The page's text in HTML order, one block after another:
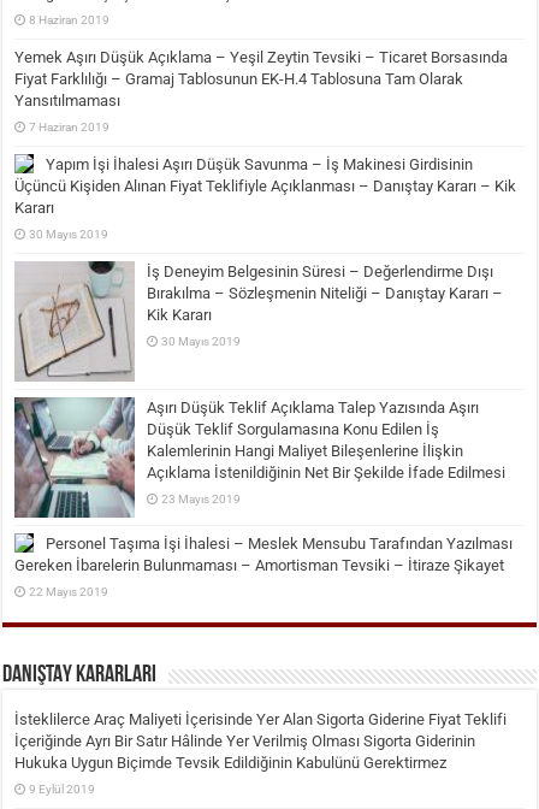
8 Haziran 2019
Yemek Aşırı Düşük Açıklama – Yeşil Zeytin Tevsiki – Ticaret Borsasında
Fiyat Farklılığı – Gramaj Tablosunun EK-H.4 Tablosuna Tam Olarak
Yansıtılmaması
7 Haziran 2019
Yapım İşi İhalesi Aşırı Düşük Savunma – İş Makinesi Girdisinin
Üçüncü Kişiden Alınan Fiyat Teklifiyle Açıklanması – Danıştay Kararı – Kik
Kararı
30 Mayıs 2019
İş Deneyim Belgesinin Süresi – Değerlendirme Dışı
Bırakılma – Sözleşmenin Niteliği – Danıştay Kararı –
Kik Kararı
30 Mayıs 2019
Aşırı Düşük Teklif Açıklama Talep Yazısında Aşırı
Düşük Teklif Sorgulamasına Konu Edilen İş
Kalemlerinin Hangi Maliyet Bileşenlerine İlişkin
Açıklama İstenildiğinin Net Bir Şekilde İfade Edilmesi
23 Mayıs 2019
Personel Taşıma İşi İhalesi – Meslek Mensubu Tarafından Yazılması
Gereken İbarelerin Bulunmaması – Amortisman Tevsiki – İtiraze Şikayet
22 Mayıs 2019
DANIŞTAY KARARLARI
İsteklilerce Araç Maliyeti İçerisinde Yer Alan Sigorta Giderine Fiyat Teklifi
İçeriğinde Ayrı Bir Satır Hâlinde Yer Verilmiş Olması Sigorta Giderinin
Hukuka Uygun Biçimde Tevsik Edildiğinin Kabulünü Gerektirmez
9 Eylül 2019